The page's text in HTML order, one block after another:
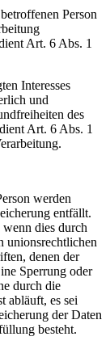
Person
Art. 6 Abs. 1
Interesses
und
des
Art. 6 Abs. 1
werden
entfällt.
dies durch
unionsrechtlichen
denen der
Sperrung oder
durch die
abläuft, es sei
der Daten
besteht.